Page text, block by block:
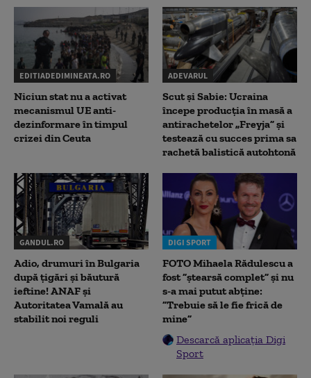
EDITIADEDIMINEATA.RO
Niciun stat nu a activat
mecanismul UE anti-
dezinformare în timpul
crizei din Ceuta
ADEVARUL
Scut și Sabie: Ucraina
începe producția în masă a
antirachetelor „Freyja” și
testează cu succes prima sa
rachetă balistică autohtonă
GANDUL.RO
Adio, drumuri în Bulgaria
după țigări și băutură
ieftine! ANAF și
Autoritatea Vamală au
stabilit noi reguli
DIGI SPORT
FOTO Mihaela Rădulescu a
fost ”ștearsă complet” și nu
s-a mai putut abține:
”Trebuie să le fie frică de
mine”
Descarcă aplicația Digi
Sport